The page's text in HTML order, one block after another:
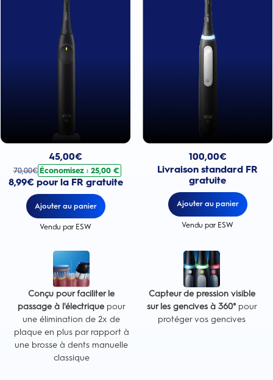
45,00€
70,00€ Économisez : 25,00 €
8,99€ pour la FR gratuite
Ajouter au panier
Vendu par ESW
100,00€
Livraison standard FR
gratuite
Ajouter au panier
Vendu par ESW
Conçu pour faciliter le
passage à l'électriquepour
une élimination de 2x de
plaque en plus par rapport à
une brosse à dents manuelle
classique
Capteur de pression visible
sur les gencives à 360°pour
protéger vos gencives